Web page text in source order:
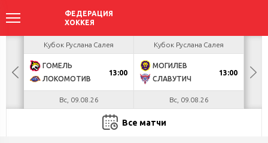
БУЛ
Кубок Руслана Салея
ГОМЕЛЬ
ЛОКОМОТИВ
13:00
Вс, 09.08.26
Кубок Руслана Салея
МОГИЛЕВ
СЛАВУТИЧ
13:00
Вс, 09.08.26
Все матчи